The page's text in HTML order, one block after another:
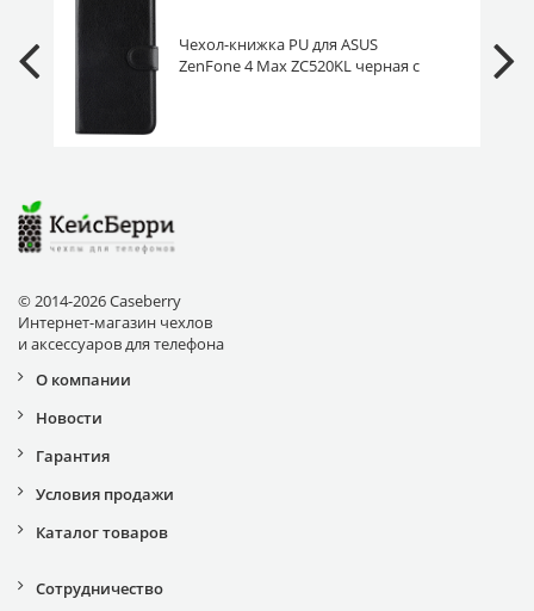
Чехол-книжка PU для ASUS
ZenFone 4 Max ZC520KL черная с
© 2014-2026 Caseberry
Интернет-магазин чехлов
и аксессуаров для телефона
О компании
Новости
Гарантия
Условия продажи
Каталог товаров
Сотрудничество